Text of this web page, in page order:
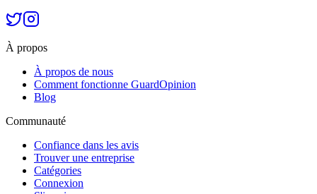
À propos
À propos de nous
Comment fonctionne GuardOpinion
Blog
Communauté
Confiance dans les avis
Trouver une entreprise
Catégories
Connexion